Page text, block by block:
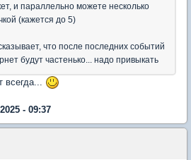
и параллельно можете несколько
(кажется до 5)
что после последних событий
будут частенько... надо привыкать
всегда...
- 09:37